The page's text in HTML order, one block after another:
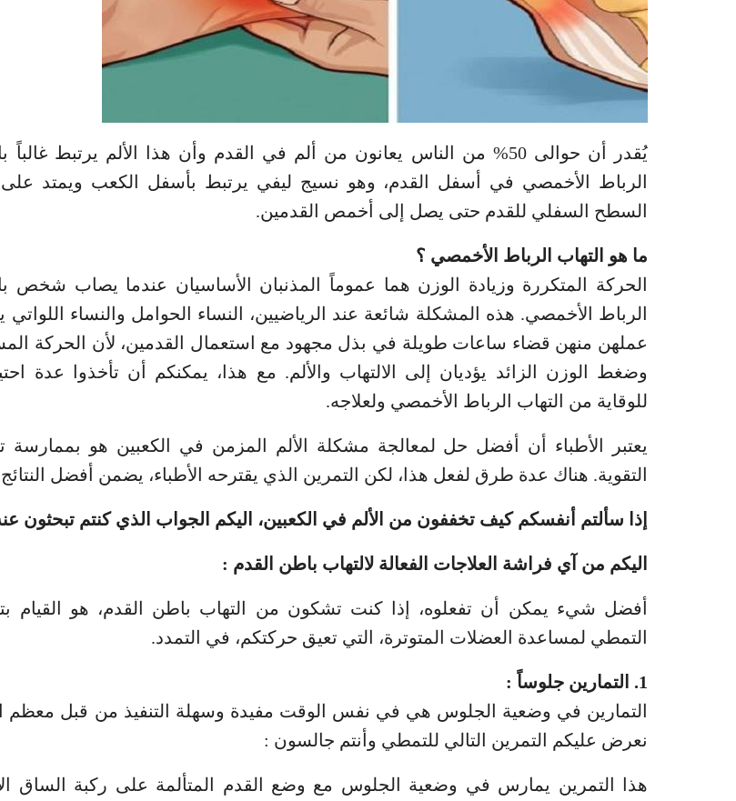
يُقدر أن حوالى 50% من الناس يعانون من ألم في القدم وأن هذا الألم يرتبط غالباً
الرباط الأخمصي في أسفل القدم، وهو نسيج ليفي يرتبط بأسفل الكعب ويمتد
السطح السفلي للقدم حتى يصل إلى أخمص القدمين.
ما هو التهاب الرباط الأخمصي ؟
الحركة المتكررة وزيادة الوزن هما عموماً المذنبان الأساسيان عندما يصاب شخص
الرباط الأخمصي. هذه المشكلة شائعة عند الرياضيين، النساء الحوامل والنساء
عملهن منهن قضاء ساعات طويلة في بذل مجهود مع استعمال القدمين، لأن الحركة
وضغط الوزن الزائد يؤديان إلى الالتهاب والألم. مع هذا، يمكنكم أن تأخذوا عدة
للوقاية من التهاب الرباط الأخمصي ولعلاجه.
يعتبر الأطباء أن أفضل حل لمعالجة مشكلة الألم المزمن في الكعبين هو بممارسة
التقوية. هناك عدة طرق لفعل هذا، لكن التمرين الذي يقترحه الأطباء، يضمن أفضل
إذا سألتم أنفسكم كيف تخففون من الألم في الكعبين، اليكم الجواب الذي كنتم تبحثون
اليكم من آي فراشة العلاجات الفعالة لالتهاب باطن القدم :
أفضل شيء يمكن أن تفعلوه، إذا كنت تشكون من التهاب باطن القدم، هو القيام
التمطي لمساعدة العضلات المتوترة، التي تعيق حركتكم، في التمدد.
1. التمارين جلوساً :
التمارين في وضعية الجلوس هي في نفس الوقت مفيدة وسهلة التنفيذ من قبل معظم
نعرض عليكم التمرين التالي للتمطي وأنتم جالسون :
هذا التمرين يمارس في وضعية الجلوس مع وضع القدم المتألمة على ركبة الساق